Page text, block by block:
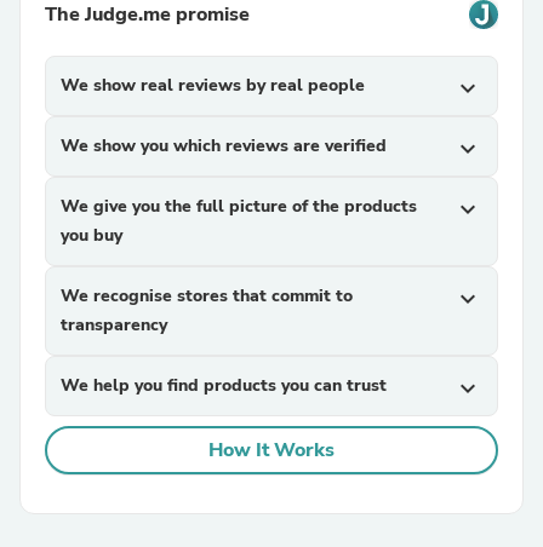
The Judge.me promise
We show real reviews by real people expand_more
We show you which reviews are verified expand_more
We give you the full picture of the products
you buy
expand_more
We recognise stores that commit to
transparency
expand_more
We help you find products you can trust expand_more
How It Works